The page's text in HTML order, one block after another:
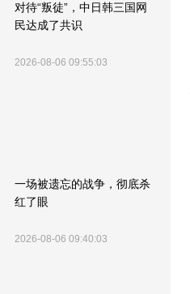
对待“叛徒”，中日韩三国网
民达成了共识
2026-08-06 09:55:03
一场被遗忘的战争，彻底杀
红了眼
2026-08-06 09:40:03